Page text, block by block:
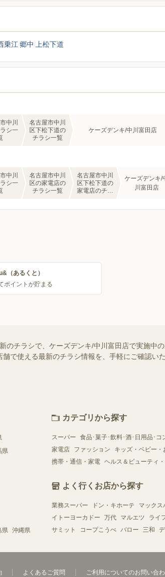
乗江 郷中 上松下道
中川
シ一
名古屋市中川
区下松下道の
チラシ一覧
ケーズデンキ/中川富田店
中川
シ一
名古屋市中川
区の家電店の
チラシ一覧
名古屋市中川
区下松下道の
家電店のチラ
ケーズデンキ/
川富田店
（あるくと）
ポイントが貯まる
のチラシで、ケーズデンキ/中川富田店で実施中
で使える最新のチラシ情報を、手軽にご確認い
県
県 沖縄県
カテゴリから探す
スーパー 食品･菓子･飲料･酒･日用品･コ
家電店
ファッション キッズ・ベビー・
携帯・通信・家電 ヘルス＆ビューティ
よく行くお店から探す
業務スーパー ドン・キホーテ マックス
イトーヨーカドー
万代 マルエツ ライ
サミット
コープこうべ バロー 三和
よくあるご質問 ご利用についてのお問い合